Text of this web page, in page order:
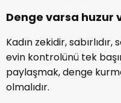
Denge varsa huzur
Kadın zekidir,
evin kontrolünü tek
paylaşmak, denge
olmalıdır.